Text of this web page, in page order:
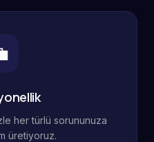
her türlü sorununuza
üretiyoruz.